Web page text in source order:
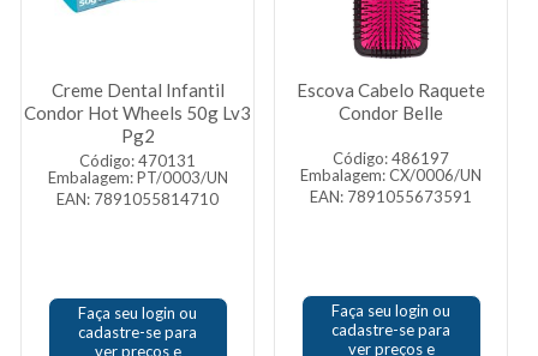
Creme Dental Infantil
Condor Hot Wheels 50g Lv3
Pg2
Código: 470131
Embalagem: PT/0003/UN
EAN: 7891055814710
Faça seu login ou
cadastre-se para
ver preços e
Escova Cabelo Raquete
Condor Belle
Código: 486197
Embalagem: CX/0006/UN
EAN: 7891055673591
Faça seu login ou
cadastre-se para
ver preços e